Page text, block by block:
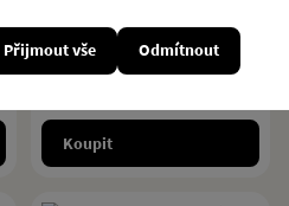
motivem dopravních prostředků
Koupit
Odmítnout
Přijmout vše